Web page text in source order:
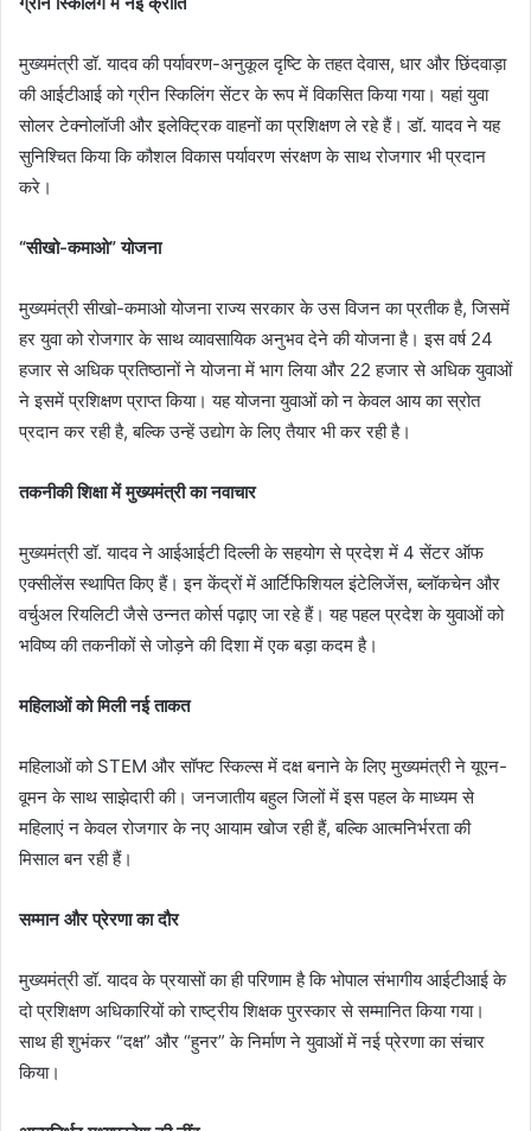
मुख्यमंत्री डॉ. यादव की पर्यावरण-अनुकूल दृष्टि के तहत देवास, धार और छिंदवाड़ा
की आईटीआई को ग्रीन स्किलिंग सेंटर के रूप में विकसित किया गया। यहां युवा
सोलर टेक्नोलॉजी और इलेक्ट्रिक वाहनों का प्रशिक्षण ले रहे हैं। डॉ. यादव ने यह
सुनिश्चित किया कि कौशल विकास पर्यावरण संरक्षण के साथ रोजगार भी प्रदान
करे।
“सीखो-कमाओ” योजना
मुख्यमंत्री सीखो-कमाओ योजना राज्य सरकार के उस विजन का प्रतीक है, जिसमें
हर युवा को रोजगार के साथ व्यावसायिक अनुभव देने की योजना है। इस वर्ष 24
हजार से अधिक प्रतिष्ठानों ने योजना में भाग लिया और 22 हजार से अधिक युवाओं
ने इसमें प्रशिक्षण प्राप्त किया। यह योजना युवाओं को न केवल आय का स्रोत
प्रदान कर रही है, बल्कि उन्हें उद्योग के लिए तैयार भी कर रही है।
तकनीकी शिक्षा में मुख्यमंत्री का नवाचार
मुख्यमंत्री डॉ. यादव ने आईआईटी दिल्ली के सहयोग से प्रदेश में 4 सेंटर ऑफ
एक्सीलेंस स्थापित किए हैं। इन केंद्रों में आर्टिफिशियल इंटेलिजेंस, ब्लॉकचेन और
वर्चुअल रियलिटी जैसे उन्नत कोर्स पढ़ाए जा रहे हैं। यह पहल प्रदेश के युवाओं को
भविष्य की तकनीकों से जोड़ने की दिशा में एक बड़ा कदम है।
महिलाओं को मिली नई ताकत
महिलाओं को STEM और सॉफ्ट स्किल्स में दक्ष बनाने के लिए मुख्यमंत्री ने यूएन-
वूमन के साथ साझेदारी की। जनजातीय बहुल जिलों में इस पहल के माध्यम से
महिलाएं न केवल रोजगार के नए आयाम खोज रही हैं, बल्कि आत्मनिर्भरता की
मिसाल बन रही हैं।
सम्मान और प्रेरणा का दौर
मुख्यमंत्री डॉ. यादव के प्रयासों का ही परिणाम है कि भोपाल संभागीय आईटीआई के
दो प्रशिक्षण अधिकारियों को राष्ट्रीय शिक्षक पुरस्कार से सम्मानित किया गया।
साथ ही शुभंकर “दक्ष” और “हुनर” के निर्माण ने युवाओं में नई प्रेरणा का संचार
किया।